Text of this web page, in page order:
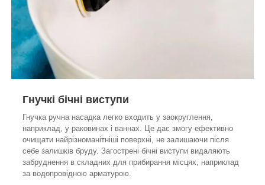
Гнучкі бічні виступи
Гнучка ручна насадка легко входить у заокруглення,
наприклад, у раковинах і ваннах. Це дає змогу ефективно
очищати найрізноманітніші поверхні, не залишаючи після
себе залишків бруду. Загострені бічні виступи видаляють
забруднення в складних для прибирання місцях, наприклад
за водопровідною арматурою.